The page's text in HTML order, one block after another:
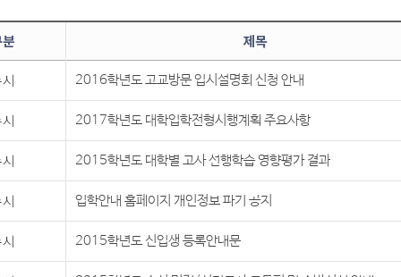
제목
2016학년도 고교방문 입시설명회 신청 안내
2017학년도 대학입학전형시행계획 주요사항
2015학년도 대학별 고사 선행학습 영향평가 결과
입학안내 홈페이지 개인정보 파기 공지
2015학년도 신입생 등록안내문